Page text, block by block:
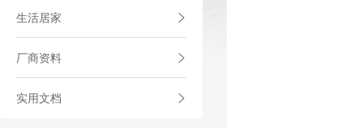
生活居家
厂商资料
实用文档